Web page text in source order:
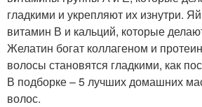
гладкими и укрепляют их изнутри.
витамин В и кальций, которые
Желатин богат коллагеном и
волосы становятся гладкими, как
В подборке – 5 лучших домашних
волос.